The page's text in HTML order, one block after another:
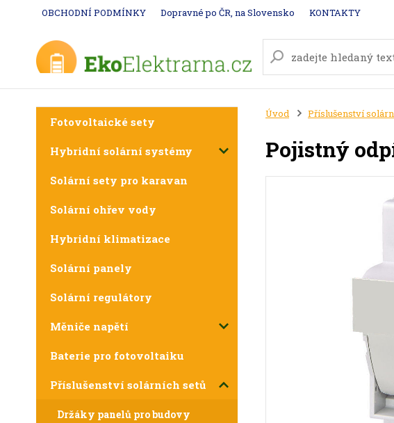
OBCHODNÍ PODMÍNKY Dopravné po ČR, na Slovensko KONTAKTY
Fotovoltaické sety
Hybridní solární systémy
Solární sety pro karavan
Solární ohřev vody
Hybridní klimatizace
Solární panely
Solární regulátory
Měniče napětí
Baterie pro fotovoltaiku
Příslušenství solárních setů
Držáky panelů pro budovy
Úvod Příslušenství
Pojistný